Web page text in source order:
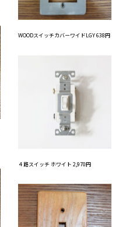
WOODスイッチカバーワイドLGY 638円
４路スイッチ ホワイト 2,970円